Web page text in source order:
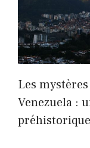
Les
Venezuela :
préhistorique